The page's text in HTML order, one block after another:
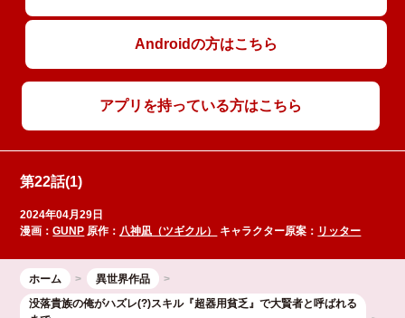
Androidの方はこちら
アプリを持っている方はこちら
第22話(1)
2024年04月29日
漫画：GUNP 原作： 八神凪（ツギクル） キャラクター原案： リッター
ホーム
異世界作品
没落貴族の俺がハズレ(?)スキル『超器用貧乏』で大賢者と呼ばれる